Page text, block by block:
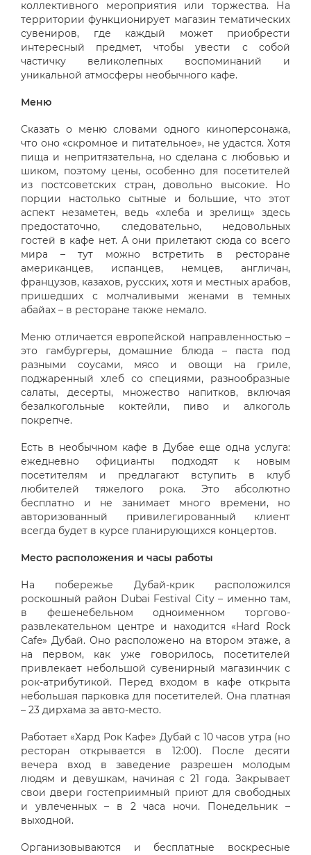
коллективного мероприятия или торжества. На
территории функционирует магазин тематических
сувениров, где каждый может приобрести
интересный предмет, чтобы увести с собой
частичку великолепных воспоминаний и
уникальной атмосферы необычного кафе.
Меню
Сказать о меню словами одного киноперсонажа,
что оно «скромное и питательное», не удастся. Хотя
пища и непритязательна, но сделана с любовью и
шиком, поэтому цены, особенно для посетителей
из постсоветских стран, довольно высокие. Но
порции настолько сытные и большие, что этот
аспект незаметен, ведь «хлеба и зрелищ» здесь
предостаточно, следовательно, недовольных
гостей в кафе нет. А они прилетают сюда со всего
мира – тут можно встретить в ресторане
американцев, испанцев, немцев, англичан,
французов, казахов, русских, хотя и местных арабов,
пришедших с молчаливыми женами в темных
абайах – в ресторане также немало.
Меню отличается европейской направленностью –
это гамбургеры, домашние блюда – паста под
разными соусами, мясо и овощи на гриле,
поджаренный хлеб со специями, разнообразные
салаты, десерты, множество напитков, включая
безалкогольные коктейли, пиво и алкоголь
покрепче.
Есть в необычном кафе в Дубае еще одна услуга:
ежедневно официанты подходят к новым
посетителям и предлагают вступить в клуб
любителей тяжелого рока. Это абсолютно
бесплатно и не занимает много времени, но
авторизованный привилегированный клиент
всегда будет в курсе планирующихся концертов.
Место расположения и часы работы
На побережье Дубай-крик расположился
роскошный район Dubai Festival City – именно там,
в фешенебельном одноименном торгово-
развлекательном центре и находится «Hard Rock
Cafe» Дубай. Оно расположено на втором этаже, а
на первом, как уже говорилось, посетителей
привлекает небольшой сувенирный магазинчик с
рок-атрибутикой. Перед входом в кафе открыта
небольшая парковка для посетителей. Она платная
– 23 дирхама за авто-место.
Работает «Хард Рок Кафе» Дубай с 10 часов утра (но
ресторан открывается в 12:00). После десяти
вечера вход в заведение разрешен молодым
людям и девушкам, начиная с 21 года. Закрывает
свои двери гостеприимный приют для свободных
и увлеченных – в 2 часа ночи. Понедельник –
выходной.
Организовываются и бесплатные воскресные